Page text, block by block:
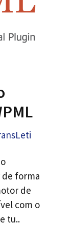
forma
de
com o
tu..